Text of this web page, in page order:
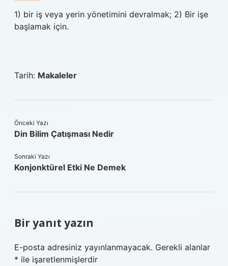
1) bir iş veya yerin yönetimini devralmak; 2) Bir işe
başlamak için.
Tarih: Makaleler
Önceki Yazı
Din Bilim Çatışması Nedir
Sonraki Yazı
Konjonktürel Etki Ne Demek
Bir yanıt yazın
E-posta adresiniz yayınlanmayacak. Gerekli alanlar
* ile işaretlenmişlerdir